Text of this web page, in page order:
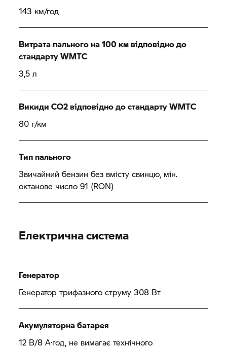
143 км/год
Витрата пального на 100 км відповідно до
стандарту WMTC
3,5 л
Викиди CO2 відповідно до стандарту WMTC
80 г/км
Тип пального
Звичайний бензин без вмісту свинцю, мін.
октанове число 91 (RON)
Електрична система
Генератор
Генератор трифазного струму 308 Вт
Акумуляторна батарея
12 В/8 А·год, не вимагає технічного